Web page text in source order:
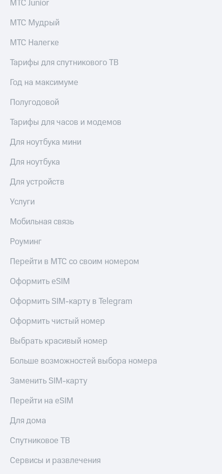
МТС Junior
МТС Мудрый
МТС Налегке
Тарифы для спутникового ТВ
Год на максимуме
Полугодовой
Тарифы для часов и модемов
Для ноутбука мини
Для ноутбука
Для устройств
Услуги
Мобильная связь
Роуминг
Перейти в МТС со своим номером
Оформить eSIM
Оформить SIM-карту в Telegram
Оформить чистый номер
Выбрать красивый номер
Больше возможностей выбора номера
Заменить SIM-карту
Перейти на eSIM
Для дома
Спутниковое ТВ
Сервисы и развлечения